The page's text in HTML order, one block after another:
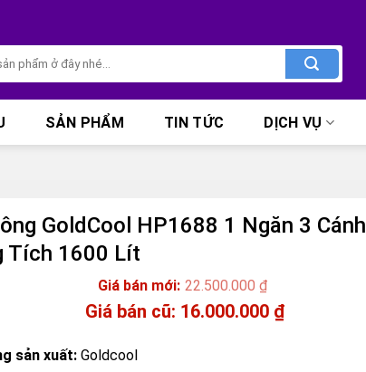
SẢN PHẨM TIN TỨC DỊCH VỤ
GoldCool HP1688 1 Ngăn 3 Cánh
Tích 1600 Lít
22.500.000₫
Giá
16.000.000 ₫
sản xuất: Goldcool